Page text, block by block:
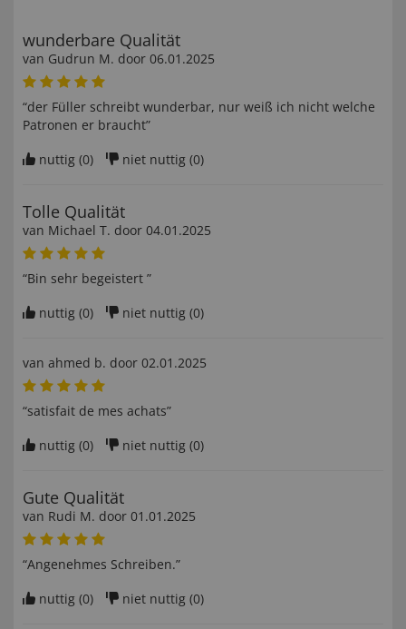
wunderbare Qualität
van Gudrun M. door 06.01.2025
“der Füller schreibt wunderbar, nur weiß ich nicht welche
Patronen er braucht”
nuttig (0) niet nuttig (0)
Tolle Qualität
van Michael T. door 04.01.2025
“Bin sehr begeistert ”
nuttig (0) niet nuttig (0)
van ahmed b. door 02.01.2025
“satisfait de mes achats”
nuttig (0) niet nuttig (0)
Gute Qualität
van Rudi M. door 01.01.2025
“Angenehmes Schreiben.”
nuttig (0) niet nuttig (0)